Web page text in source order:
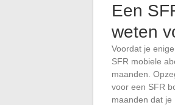
Een
weten
Voordat je
SFR mobiele
maanden.
voor een SFR
maanden dat je